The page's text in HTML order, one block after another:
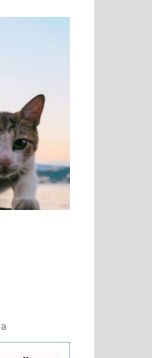
Москве
в
сентябре: